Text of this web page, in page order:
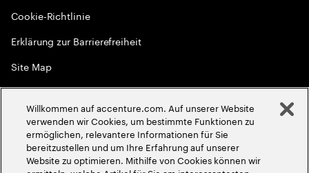
Cookie-Richtlinie
Erklärung zur Barrierefreiheit
Site Map
Globale Meritokratie
2026Accenture. Alle Rechte vorbehalten
Willkommen auf accenture.com. Auf unserer Website
verwenden wir Cookies, um bestimmte Funktionen zu
ermöglichen, relevantere Informationen für Sie
bereitzustellen und um Ihre Erfahrung auf unserer
Website zu optimieren. Mithilfe von Cookies können wir